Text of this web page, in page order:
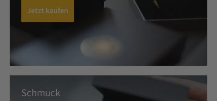
Jetzt kaufen
Schmuck